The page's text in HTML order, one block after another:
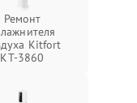
Ремонт
Kitfort
КТ-3860